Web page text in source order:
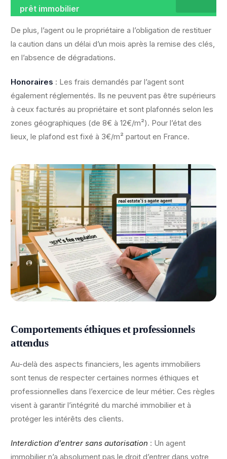
prêt immobilier
De plus, l’agent ou le propriétaire a l’obligation de restituer
la caution dans un délai d’un mois après la remise des clés,
en l’absence de dégradations.
Honoraires : Les frais demandés par l’agent sont
également réglementés. Ils ne peuvent pas être supérieurs
à ceux facturés au propriétaire et sont plafonnés selon les
zones géographiques (de 8€ à 12€/m²). Pour l’état des
lieux, le plafond est fixé à 3€/m² partout en France.
Comportements éthiques et professionnels
attendus
Au-delà des aspects financiers, les agents immobiliers
sont tenus de respecter certaines normes éthiques et
professionnelles dans l’exercice de leur métier. Ces règles
visent à garantir l’intégrité du marché immobilier et à
protéger les intérêts des clients.
Interdiction d’entrer sans autorisation : Un agent
immobilier n’a absolument pas le droit d’entrer dans votre